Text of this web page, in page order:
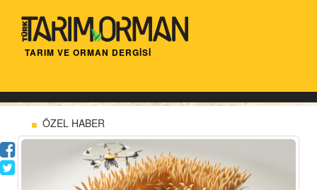
TARIM VE ORMAN DERGİSİ
ÖZEL HABER